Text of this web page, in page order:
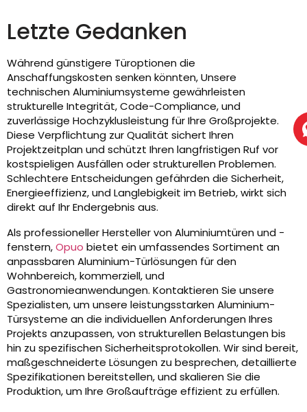
Letzte Gedanken
Während günstigere Türoptionen die
Anschaffungskosten senken könnten, Unsere
technischen Aluminiumsysteme gewährleisten
strukturelle Integrität, Code-Compliance, und
zuverlässige Hochzyklusleistung für Ihre Großprojekte.
Diese Verpflichtung zur Qualität sichert Ihren
Projektzeitplan und schützt Ihren langfristigen Ruf vor
kostspieligen Ausfällen oder strukturellen Problemen.
Schlechtere Entscheidungen gefährden die Sicherheit,
Energieeffizienz, und Langlebigkeit im Betrieb, wirkt sich
direkt auf Ihr Endergebnis aus.
Als professioneller Hersteller von Aluminiumtüren und -
fenstern,Opuo bietet ein umfassendes Sortiment an
anpassbaren Aluminium-Türlösungen für den
Wohnbereich, kommerziell, und
Gastronomieanwendungen. Kontaktieren Sie unsere
Spezialisten, um unsere leistungsstarken Aluminium-
Türsysteme an die individuellen Anforderungen Ihres
Projekts anzupassen, von strukturellen Belastungen bis
hin zu spezifischen Sicherheitsprotokollen. Wir sind bereit,
maßgeschneiderte Lösungen zu besprechen, detaillierte
Spezifikationen bereitstellen, und skalieren Sie die
Produktion, um Ihre Großaufträge effizient zu erfüllen.